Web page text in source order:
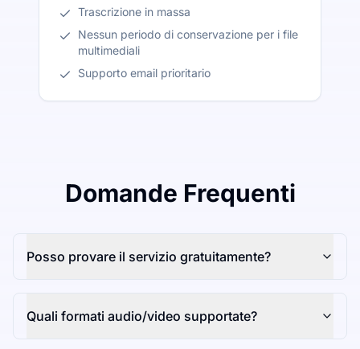
Trascrizione in massa
Nessun periodo di conservazione per i file
multimediali
Supporto email prioritario
Domande Frequenti
Posso provare il servizio gratuitamente?
Quali formati audio/video supportate?